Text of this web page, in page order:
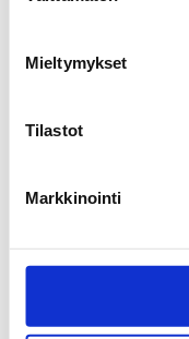
Mieltymykset
Tilastot
Markkinointi